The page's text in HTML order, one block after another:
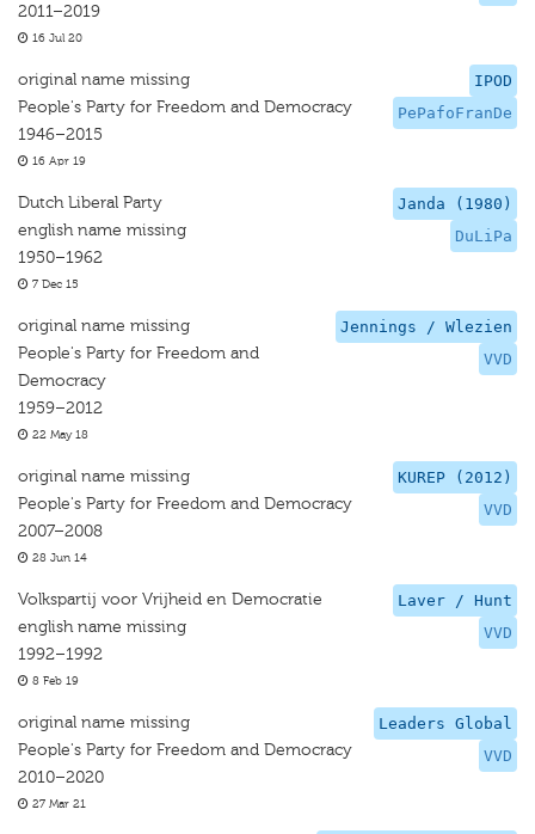
2011–2019
16 Jul 20
IPOD
PePafoFranDe
original name missing
People's Party for Freedom and Democracy
1946–2015
16 Apr 19
Janda (1980)
DuLiPa
Dutch Liberal Party
english name missing
1950–1962
7 Dec 15
Jennings / Wlezien
VVD
original name missing
People's Party for Freedom and
Democracy
1959–2012
22 May 18
KUREP (2012)
VVD
original name missing
People's Party for Freedom and Democracy
2007–2008
28 Jun 14
Laver / Hunt
VVD
Volkspartij voor Vrijheid en Democratie
english name missing
1992–1992
8 Feb 19
Leaders Global
VVD
original name missing
People's Party for Freedom and Democracy
2010–2020
27 Mar 21